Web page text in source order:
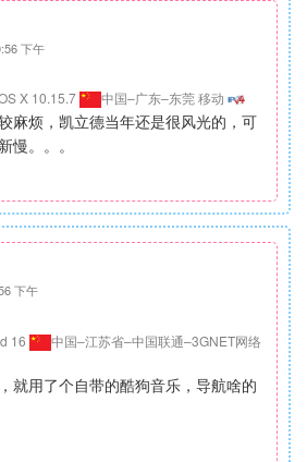
下午
X 10.15.7 中国–广东–东莞 移动
麻烦，凯立德当年还是很风光的，可
慢。。。
下午
16 中国–江苏省–中国联通–3GNET网络
就用了个自带的酷狗音乐，导航啥的